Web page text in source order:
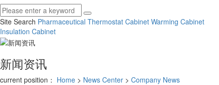
Site Search Pharmaceutical Thermostat Cabinet Warming Cabinet
Insulation Cabinet
新闻资讯
current position： Home > News Center > Company News